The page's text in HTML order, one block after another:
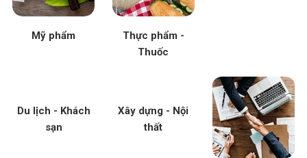
Mỹ phẩm
Thực phẩm -
Thuốc
Du lịch - Khách
sạn
Xây dựng - Nội
thất